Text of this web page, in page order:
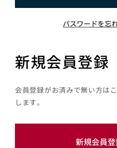
パスワードを忘
新規会員登録
会員登録がお済みで無い方は
します。
新規会員